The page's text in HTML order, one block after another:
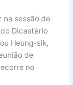
na sessão de
Dicastério
Heung-sik,
de
no